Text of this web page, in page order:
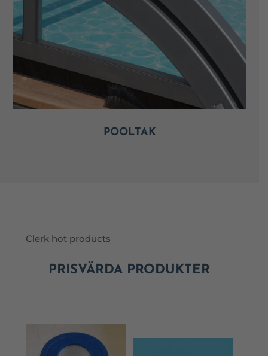
POOLTAK
Clerk hot products
PRISVÄRDA PRODUKTER